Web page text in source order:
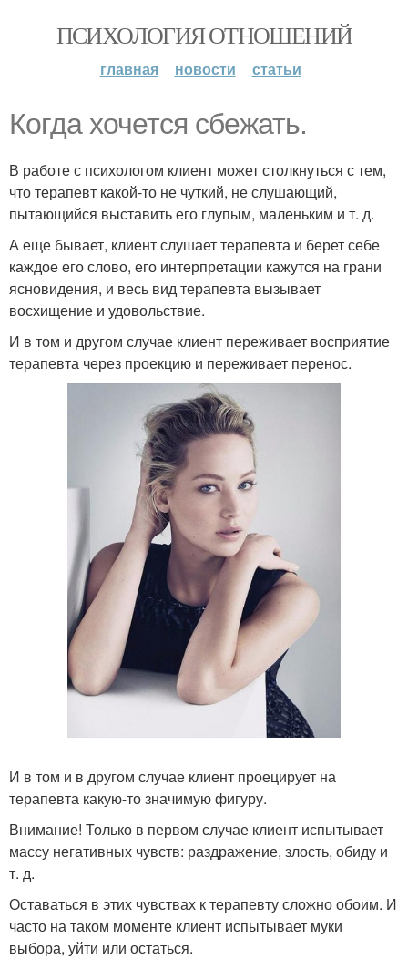
ПСИХОЛОГИЯ ОТНОШЕНИЙ
главная новости статьи
Когда хочется сбежать.
В работе с психологом клиент может столкнуться с тем,
что терапевт какой-то не чуткий, не слушающий,
пытающийся выставить его глупым, маленьким и т. д.
А еще бывает, клиент слушает терапевта и берет себе
каждое его слово, его интерпретации кажутся на грани
ясновидения, и весь вид терапевта вызывает
восхищение и удовольствие.
И в том и другом случае клиент переживает восприятие
терапевта через проекцию и переживает перенос.
И в том и в другом случае клиент проецирует на
терапевта какую-то значимую фигуру.
Внимание! Только в первом случае клиент испытывает
массу негативных чувств: раздражение, злость, обиду и
т. д.
Оставаться в этих чувствах к терапевту сложно обоим. И
часто на таком моменте клиент испытывает муки
выбора, уйти или остаться.